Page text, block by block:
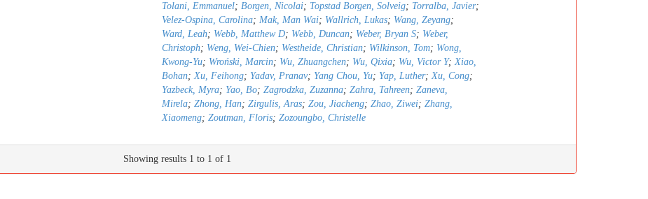
Tolani, Emmanuel; Borgen, Nicolai; Topstad Borgen, Solveig; Torralba, Javier;
Velez-Ospina, Carolina; Mak, Man Wai; Wallrich, Lukas; Wang, Zeyang;
Ward, Leah; Webb, Matthew D; Webb, Duncan; Weber, Bryan S; Weber,
Christoph; Weng, Wei-Chien; Westheide, Christian; Wilkinson, Tom; Wong,
Kwong-Yu; Wroński, Marcin; Wu, Zhuangchen; Wu, Qixia; Wu, Victor Y;Xiao,
Bohan;Xu, Feihong; Yadav, Pranav; Yang Chou, Yu; Yap, Luther;Xu, Cong;
Yazbeck, Myra; Yao, Bo; Zagrodzka, Zuzanna; Zahra, Tahreen; Zaneva,
Mirela; Zhong, Han; Zirgulis, Aras; Zou, Jiacheng; Zhao, Ziwei; Zhang,
Xiaomeng; Zoutman, Floris; Zozoungbo, Christelle
Showing results 1 to 1 of 1